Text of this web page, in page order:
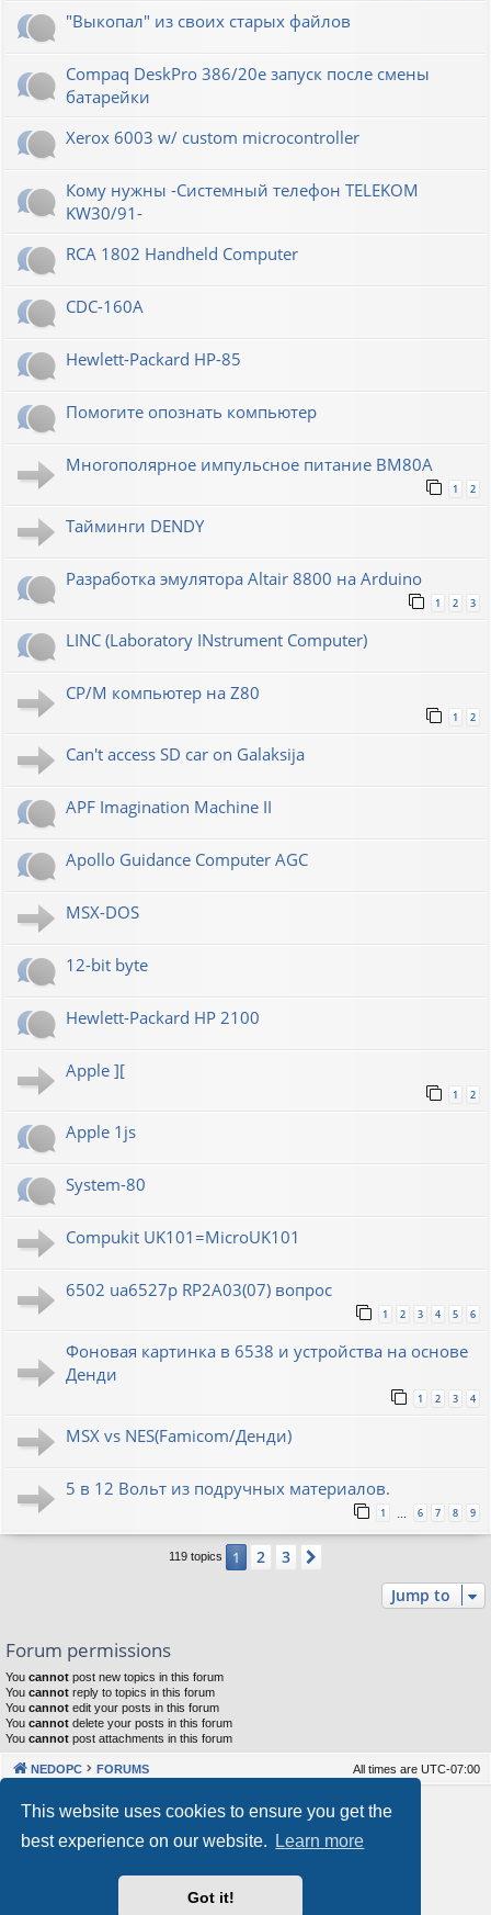
This website uses cookies to ensure you get the
best experience on our website.
Learn more
Got it!
"Выкопал" из своих старых файлов
Compaq DeskPro 386/20e запуск после смены
батарейки
Xerox 6003 w/ custom microcontroller
Кому нужны -Системный телефон TELEKOM
KW30/91-
RCA 1802 Handheld Computer
CDC-160A
Hewlett-Packard НР-85
Помогите опознать компьютер
Многополярное импульсное питание ВМ80А
1 2
Тайминги DENDY
Разработка эмулятора Altair 8800 на Arduino
1 2 3
LINC (Laboratory INstrument Computer)
CP/M компьютер на Z80
1 2
Can't access SD car on Galaksija
APF Imagination Machine II
Apollo Guidance Computer AGC
MSX-DOS
12-bit byte
Hewlett-Packard HP 2100
Apple ][
1 2
Apple 1js
System-80
Compukit UK101=MicroUK101
6502 ua6527p RP2A03(07) вопрос
1 2 3 4 5 6
Фоновая картинка в 6538 и устройства на основе
Денди
1 2 3 4
MSX vs NES(Famicom/Денди)
5 в 12 Вольт из подручных материалов.
1 … 6 7 8 9
119 topics 1 2 3
Jump to
Forum permissions
You cannot post new topics in this forum
You cannot reply to topics in this forum
You cannot edit your posts in this forum
You cannot delete your posts in this forum
You cannot post attachments in this forum
NEDOPC FORUMS All times are UTC-07:00
Powered by phpBB® Forum Software © phpBB Limited
Our VPS Hosting By RimuHosting
This server is located in London data center